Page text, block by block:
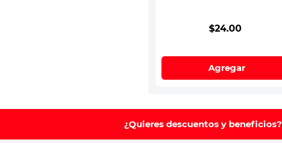
$24.00
Agregar
¿Quieres descuentos y beneficios?